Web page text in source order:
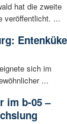
hat die zweite
veröffentlicht. ...
sich im
...
im b-05 –